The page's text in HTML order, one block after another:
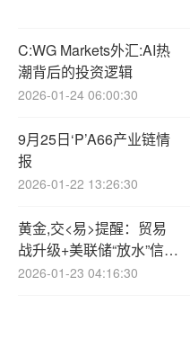
C:WG Markets外汇:AI热
潮背后的投资逻辑
2026-01-24 06:00:30
9月25日‘P’A66产业链情
报
2026-01-22 13:26:30
黄金,交<易>提醒：贸易
战升级+美联储“放水”信
号，金价继续“高歌猛
2026-01-23 04:16:30